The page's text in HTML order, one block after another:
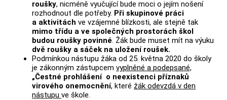
roušky, nicméně vyučující bude moci o jejím nošení
rozhodnout dle potřeby. Při skupinové práci
a aktivitách ve vzájemné blízkosti, ale stejně tak
mimo třídu a ve společných prostorách škol
budou roušky povinné. Žák bude muset mít na výuku
dvě roušky a sáček na uložení roušek.
Podmínkou nástupu žáka od 25. května 2020 do školy
je zákonným zástupcem vyplněné a podepsané,
„Čestné prohlášení o neexistenci příznaků
virového onemocnění, které žák odevzdá v den
nástupu ve škole.